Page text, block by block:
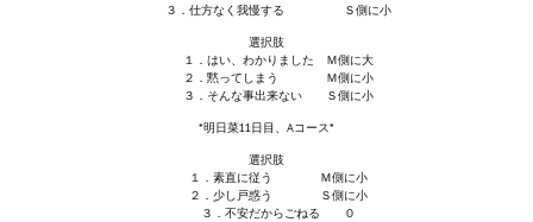
Star Wars Knights of the Old Republic 1
Star Wars Knights of the Old Republic 2
Titan Quest Immortal Throne
３．仕方なく我慢する Ｓ側に小
選択肢
１．はい、わかりました Ｍ側に大
２．黙ってしまう Ｍ側に小
３．そんな事出来ない Ｓ側に小
*明日菜11日目、Aコース*
選択肢
１．素直に従う Ｍ側に小
２．少し戸惑う Ｓ側に小
３．不安だからごねる ０